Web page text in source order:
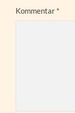
Kommentar *